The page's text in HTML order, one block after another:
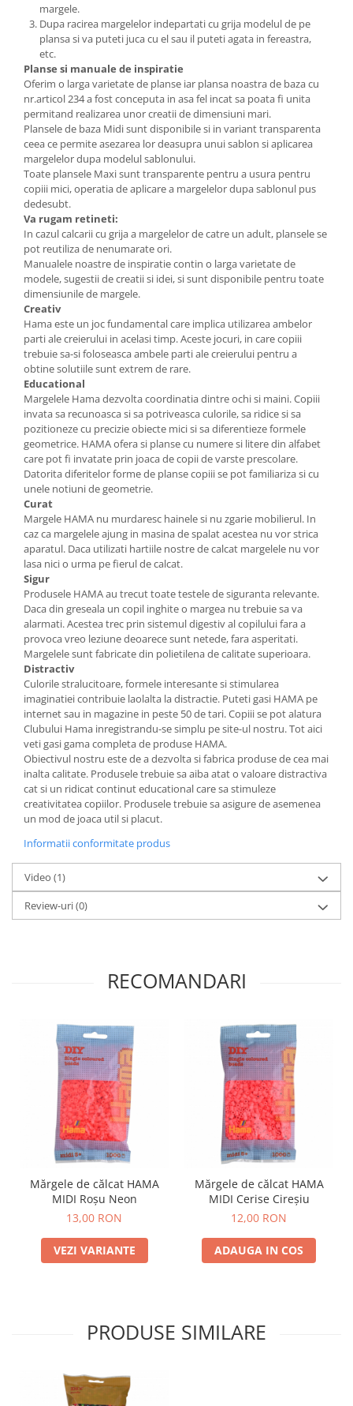
margele.
Dupa racirea margelelor indepartati cu grija modelul de pe
plansa si va puteti juca cu el sau il puteti agata in fereastra,
etc.
Planse si manuale de inspiratie
Oferim o larga varietate de planse iar plansa noastra de baza cu
nr.articol 234 a fost conceputa in asa fel incat sa poata fi unita
permitand realizarea unor creatii de dimensiuni mari.
Plansele de baza Midi sunt disponibile si in variant transparenta
ceea ce permite asezarea lor deasupra unui sablon si aplicarea
margelelor dupa modelul sablonului.
Toate plansele Maxi sunt transparente pentru a usura pentru
copiii mici, operatia de aplicare a margelelor dupa sablonul pus
dedesubt.
Va rugam retineti:
In cazul calcarii cu grija a margelelor de catre un adult, plansele se
pot reutiliza de nenumarate ori.
Manualele noastre de inspiratie contin o larga varietate de
modele, sugestii de creatii si idei, si sunt disponibile pentru toate
dimensiunile de margele.
Creativ
Hama este un joc fundamental care implica utilizarea ambelor
parti ale creierului in acelasi timp. Aceste jocuri, in care copiii
trebuie sa-si foloseasca ambele parti ale creierului pentru a
obtine solutiile sunt extrem de rare.
Educational
Margelele Hama dezvolta coordinatia dintre ochi si maini. Copiii
invata sa recunoasca si sa potriveasca culorile, sa ridice si sa
pozitioneze cu precizie obiecte mici si sa diferentieze formele
geometrice. HAMA ofera si planse cu numere si litere din alfabet
care pot fi invatate prin joaca de copii de varste prescolare.
Datorita diferitelor forme de planse copiii se pot familiariza si cu
unele notiuni de geometrie.
Curat
Margele HAMA nu murdaresc hainele si nu zgarie mobilierul. In
caz ca margelele ajung in masina de spalat acestea nu vor strica
aparatul. Daca utilizati hartiile nostre de calcat margelele nu vor
lasa nici o urma pe fierul de calcat.
Sigur
Produsele HAMA au trecut toate testele de siguranta relevante.
Daca din greseala un copil inghite o margea nu trebuie sa va
alarmati. Acestea trec prin sistemul digestiv al copilului fara a
provoca vreo leziune deoarece sunt netede, fara asperitati.
Margelele sunt fabricate din polietilena de calitate superioara.
Distractiv
Culorile stralucitoare, formele interesante si stimularea
imaginatiei contribuie laolalta la distractie. Puteti gasi HAMA pe
internet sau in magazine in peste 50 de tari. Copiii se pot alatura
Clubului Hama inregistrandu-se simplu pe site-ul nostru. Tot aici
veti gasi gama completa de produse HAMA.
Obiectivul nostru este de a dezvolta si fabrica produse de cea mai
inalta calitate. Produsele trebuie sa aiba atat o valoare distractiva
cat si un ridicat continut educational care sa stimuleze
creativitatea copiilor. Produsele trebuie sa asigure de asemenea
un mod de joaca util si placut.
Informatii conformitate produs
Video (1)
Review-uri(0)
RECOMANDARI
Mărgele de călcat HAMA
MIDI Roșu Neon
13,00 RON
VEZI VARIANTE
Mărgele de călcat HAMA
MIDI Cerise Cireșiu
12,00 RON
ADAUGA IN COS
PRODUSE SIMILARE